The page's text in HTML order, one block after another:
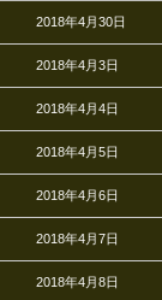
2018年4月30日
2018年4月3日
2018年4月4日
2018年4月5日
2018年4月6日
2018年4月7日
2018年4月8日